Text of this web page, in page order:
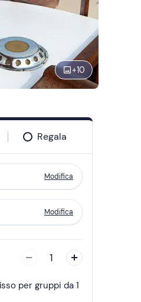
+10
Regala
Modifica
Modifica
1
per gruppi da 1